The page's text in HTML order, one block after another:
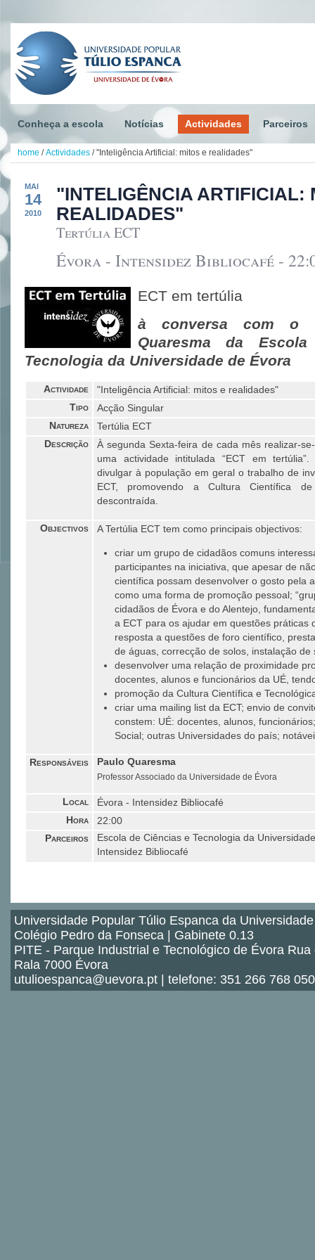
Conheça a escola Notícias Actividades Parceiros
home / Actividades / "Inteligência Artificial: mitos e realidades"
MAI
14
2010
"INTELIGÊNCIA ARTIFICIAL:
REALIDADES"
Tertúlia ECT
Évora - Intensidez Bibliocafé -
ECT em tertúlia
à conversa com o
Quaresma da
Tecnologia da Universidade de Évora
Actividade "Inteligência Artificial: mitos e realidades"
Tipo Acção Singular
Natureza Tertúlia ECT
Descrição
À segunda Sexta-feira de cada mês realizar-
uma actividade intitulada “ECT em
divulgar à população em geral o trabalho de
ECT, promovendo a Cultura Científica
descontraída.
Objectivos A Tertúlia ECT tem como principais objectivos:
criar um grupo de cidadãos comuns
participantes na iniciativa, que apesar de
científica possam desenvolver o gosto pela
como uma forma de promoção pessoal;
cidadãos de Évora e do Alentejo,
a ECT para os ajudar em questões práticas
resposta a questões de foro científico,
de águas, correcção de solos, instalação de
desenvolver uma relação de proximidade
docentes, alunos e funcionários da UÉ,
promoção da Cultura Científica e
criar uma mailing list da ECT; envio de
constem: UÉ: docentes, alunos,
Social; outras Universidades do país;
Responsáveis Paulo Quaresma
Professor Associado da Universidade de Évora
Local Évora - Intensidez Bibliocafé
Hora 22:00
Parceiros
Escola de Ciências e Tecnologia da
Intensidez Bibliocafé
Universidade Popular Túlio Espanca da
Colégio Pedro da Fonseca | Gabinete 0.13
PITE - Parque Industrial e Tecnológico de Évora Rua
Rala 7000 Évora
utulioespanca@uevora.pt | telefone: 351 266 768 050